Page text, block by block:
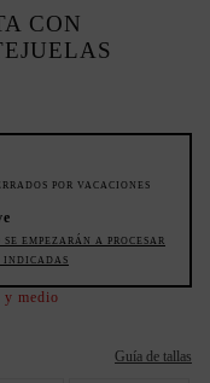
CON
POR VACACIONES
EMPEZARÁN A PROCESAR
INDICADAS
y medio
Guía de tallas